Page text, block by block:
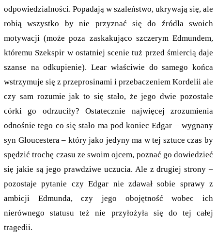
odpowiedzialności. Popadają w szaleństwo, ukrywają się, ale
robią wszystko by nie przyznać się do źródła swoich
motywacji (może poza zaskakująco szczerym Edmundem,
któremu Szekspir w ostatniej scenie tuż przed śmiercią daje
szanse na odkupienie). Lear właściwie do samego końca
wstrzymuje się z przeprosinami i przebaczeniem Kordelii ale
czy sam rozumie jak to się stało, że jego dwie pozostałe
córki go odrzuciły? Ostatecznie najwięcej zrozumienia
odnośnie tego co się stało ma pod koniec Edgar – wygnany
syn Gloucestera – który jako jedyny ma w tej sztuce czas by
spędzić trochę czasu ze swoim ojcem, poznać go dowiedzieć
się jakie są jego prawdziwe uczucia. Ale z drugiej strony –
pozostaje pytanie czy Edgar nie zdawał sobie sprawy z
ambicji Edmunda, czy jego obojętność wobec ich
nierównego statusu też nie przyłożyła się do tej całej
tragedii.